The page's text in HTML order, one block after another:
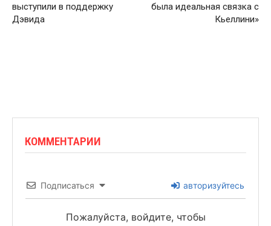
выступили в поддержку
Дэвида
была идеальная связка с
Кьеллини»
КОММЕНТАРИИ
Подписаться авторизуйтесь
Пожалуйста, войдите, чтобы